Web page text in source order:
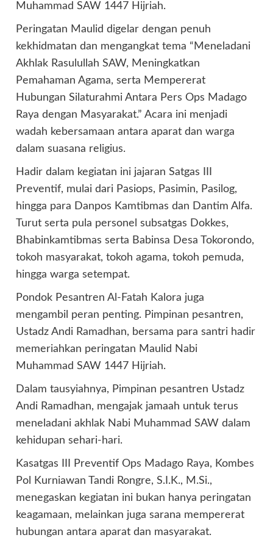
Muhammad SAW 1447 Hijriah.
Peringatan Maulid digelar dengan penuh
kekhidmatan dan mengangkat tema “Meneladani
Akhlak Rasulullah SAW, Meningkatkan
Pemahaman Agama, serta Mempererat
Hubungan Silaturahmi Antara Pers Ops Madago
Raya dengan Masyarakat.” Acara ini menjadi
wadah kebersamaan antara aparat dan warga
dalam suasana religius.
Hadir dalam kegiatan ini jajaran Satgas III
Preventif, mulai dari Pasiops, Pasimin, Pasilog,
hingga para Danpos Kamtibmas dan Dantim Alfa.
Turut serta pula personel subsatgas Dokkes,
Bhabinkamtibmas serta Babinsa Desa Tokorondo,
tokoh masyarakat, tokoh agama, tokoh pemuda,
hingga warga setempat.
Pondok Pesantren Al-Fatah Kalora juga
mengambil peran penting. Pimpinan pesantren,
Ustadz Andi Ramadhan, bersama para santri hadir
memeriahkan peringatan Maulid Nabi
Muhammad SAW 1447 Hijriah.
Dalam tausyiahnya, Pimpinan pesantren Ustadz
Andi Ramadhan, mengajak jamaah untuk terus
meneladani akhlak Nabi Muhammad SAW dalam
kehidupan sehari-hari.
Kasatgas III Preventif Ops Madago Raya, Kombes
Pol Kurniawan Tandi Rongre, S.I.K., M.Si.,
menegaskan kegiatan ini bukan hanya peringatan
keagamaan, melainkan juga sarana mempererat
hubungan antara aparat dan masyarakat.